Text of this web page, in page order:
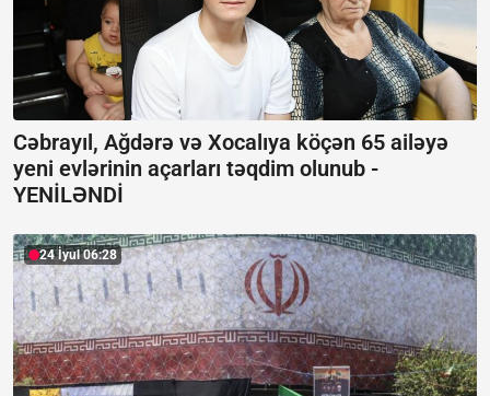
Cəbrayıl, Ağdərə və Xocalıya köçən 65 ailəyə
yeni evlərinin açarları təqdim olunub -
YENİLƏNDİ
24 İyul 06:28